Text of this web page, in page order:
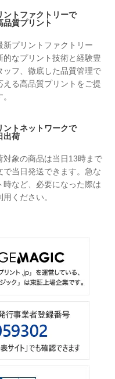
ントファクトリーで
品質プリント
新プリントファクトリー
的なプリント技術と経験豊
ッフ、徹底した品質管理で
える高品質プリントをご提
ントネットワークで
出荷
対象の商品は当日13時まで
で当日発送できます。急な
時など、必要になった際は
ください。